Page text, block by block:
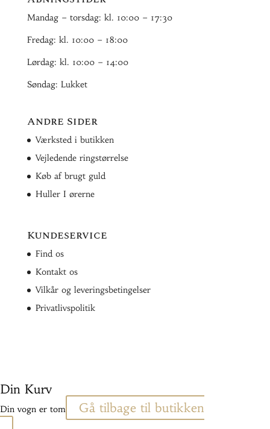
Mandag – torsdag: kl. 10:00 – 17:30
Fredag: kl. 10:00 – 18:00
Lørdag: kl. 10:00 – 14:00
Søndag: Lukket
Andre Sider
Værksted i butikken
Vejledende ringstørrelse
Køb af brugt guld
Huller I ørerne
Kundeservice
Find os
Kontakt os
Vilkår og leveringsbetingelser
Privatlivspolitik
Din Kurv
Din vogn er tom Gå tilbage til butikken